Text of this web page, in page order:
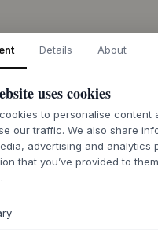
Details About
uses cookies
to personalise
our traffic. We also share
advertising and analytics
that you’ve provided to